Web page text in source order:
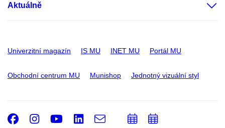
Aktuálně
Univerzitní magazín IS MU INET MU Portál MU
Obchodní centrum MU Munishop Jednotný vizuální styl
Facebook
Instagram
Youtube
LinkedIn
e-
PřidatPřidat